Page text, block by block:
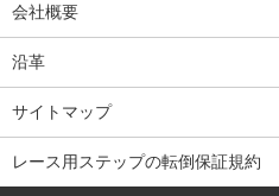
会社概要
沿革
サイトマップ
レース用ステップの転倒保証規約